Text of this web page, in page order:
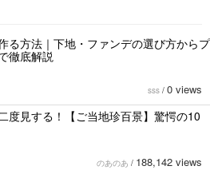
る方法｜下地・ファンデの選び方からプ
徹底解説
sss / 0 views
度見する！【ご当地珍百景】驚愕の10
のあのあ / 188,142 views